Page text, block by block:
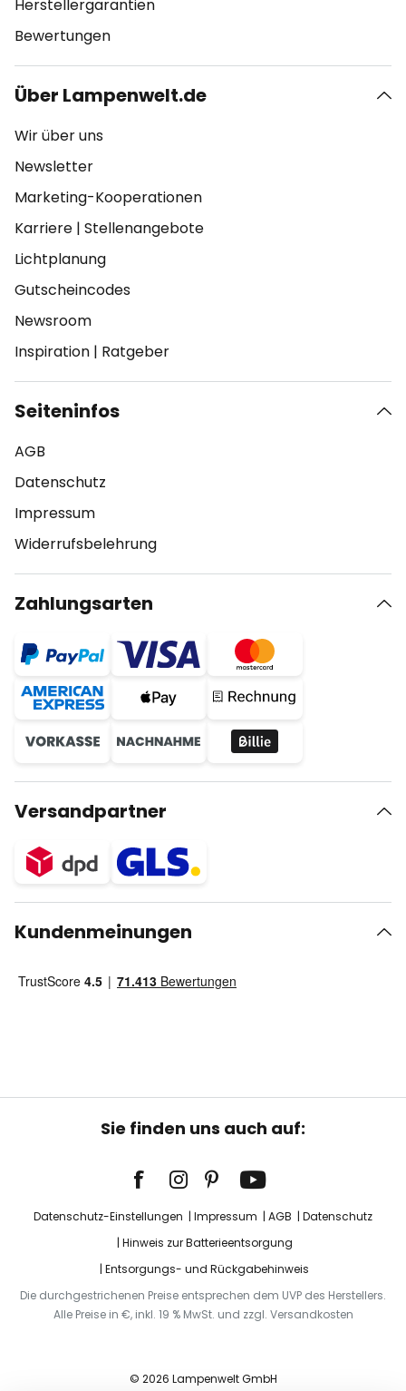
Herstellergarantien
Bewertungen
Über Lampenwelt.de
Wir über uns
Newsletter
Marketing-Kooperationen
Karriere | Stellenangebote
Lichtplanung
Gutscheincodes
Newsroom
Inspiration | Ratgeber
Seiteninfos
AGB
Datenschutz
Impressum
Widerrufsbelehrung
Zahlungsarten
Versandpartner
Kundenmeinungen
Sie finden uns auch auf:
Datenschutz-Einstellungen Impressum AGB
Datenschutz
Hinweis zur Batterieentsorgung
Entsorgungs- und Rückgabehinweis
Die durchgestrichenen Preise entsprechen dem UVP des Herstellers.
Alle Preise in €, inkl. 19 % MwSt. und zzgl. Versandkosten
© 2026 Lampenwelt GmbH